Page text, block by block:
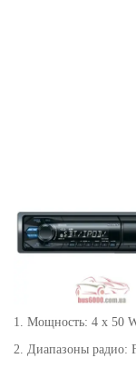
1. Мощность: 4 x 50
2. Диапазоны радио: